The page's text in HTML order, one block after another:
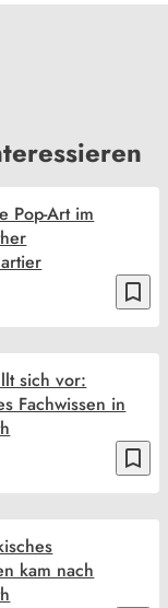
bookmark_border
Pop-Art im
bookmark_border
sich vor:
Fachwissen in
kam nach